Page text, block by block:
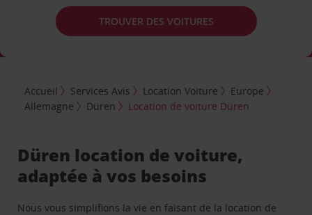
TROUVER DES VOITURES
Accueil Services Avis Location Voiture
Europe
Allemagne
Düren Location de voiture Düren
Düren location de voiture,
adaptée à vos besoins
Nous vous simplifions la vie en faisant de la location de